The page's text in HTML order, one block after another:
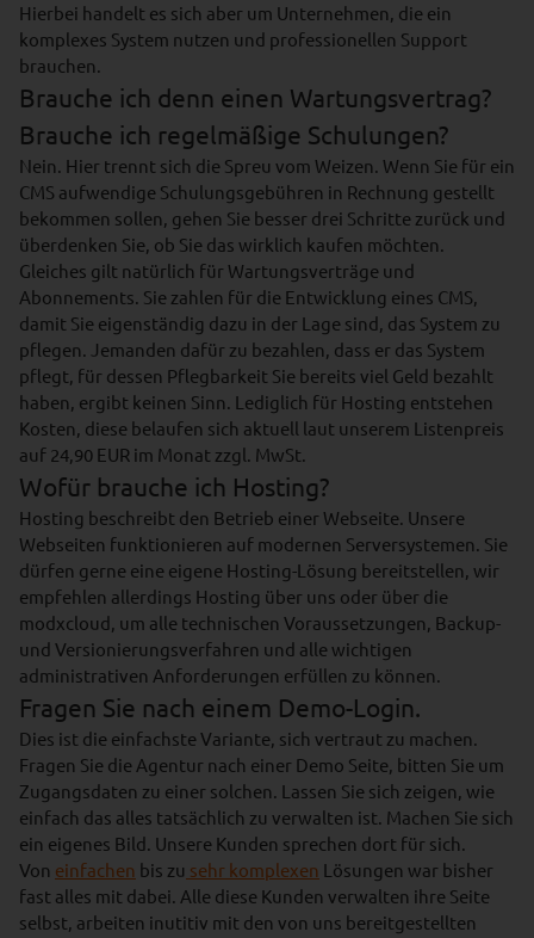
Hierbei handelt es sich aber um Unternehmen, die ein
komplexes System nutzen und professionellen Support
brauchen.
Brauche ich denn einen Wartungsvertrag?
Brauche ich regelmäßige Schulungen?
Nein. Hier trennt sich die Spreu vom Weizen. Wenn Sie für ein
CMS aufwendige Schulungsgebühren in Rechnung gestellt
bekommen sollen, gehen Sie besser drei Schritte zurück und
überdenken Sie, ob Sie das wirklich kaufen möchten.
Gleiches gilt natürlich für Wartungsverträge und
Abonnements. Sie zahlen für die Entwicklung eines CMS,
damit Sie eigenständig dazu in der Lage sind, das System zu
pflegen. Jemanden dafür zu bezahlen, dass er das System
pflegt, für dessen Pflegbarkeit Sie bereits viel Geld bezahlt
haben, ergibt keinen Sinn. Lediglich für Hosting entstehen
Kosten, diese belaufen sich aktuell laut unserem Listenpreis
auf 24,90 EUR im Monat zzgl. MwSt.
Wofür brauche ich Hosting?
Hosting beschreibt den Betrieb einer Webseite. Unsere
Webseiten funktionieren auf modernen Serversystemen. Sie
dürfen gerne eine eigene Hosting-Lösung bereitstellen, wir
empfehlen allerdings Hosting über uns oder über die
modxcloud, um alle technischen Voraussetzungen, Backup-
und Versionierungsverfahren und alle wichtigen
administrativen Anforderungen erfüllen zu können.
Fragen Sie nach einem Demo-Login.
Dies ist die einfachste Variante, sich vertraut zu machen.
Fragen Sie die Agentur nach einer Demo Seite, bitten Sie um
Zugangsdaten zu einer solchen. Lassen Sie sich zeigen, wie
einfach das alles tatsächlich zu verwalten ist. Machen Sie sich
ein eigenes Bild. Unsere Kunden sprechen dort für sich.
Von einfachen bis zu sehr komplexen Lösungen war bisher
fast alles mit dabei. Alle diese Kunden verwalten ihre Seite
selbst, arbeiten inutitiv mit den von uns bereitgestellten